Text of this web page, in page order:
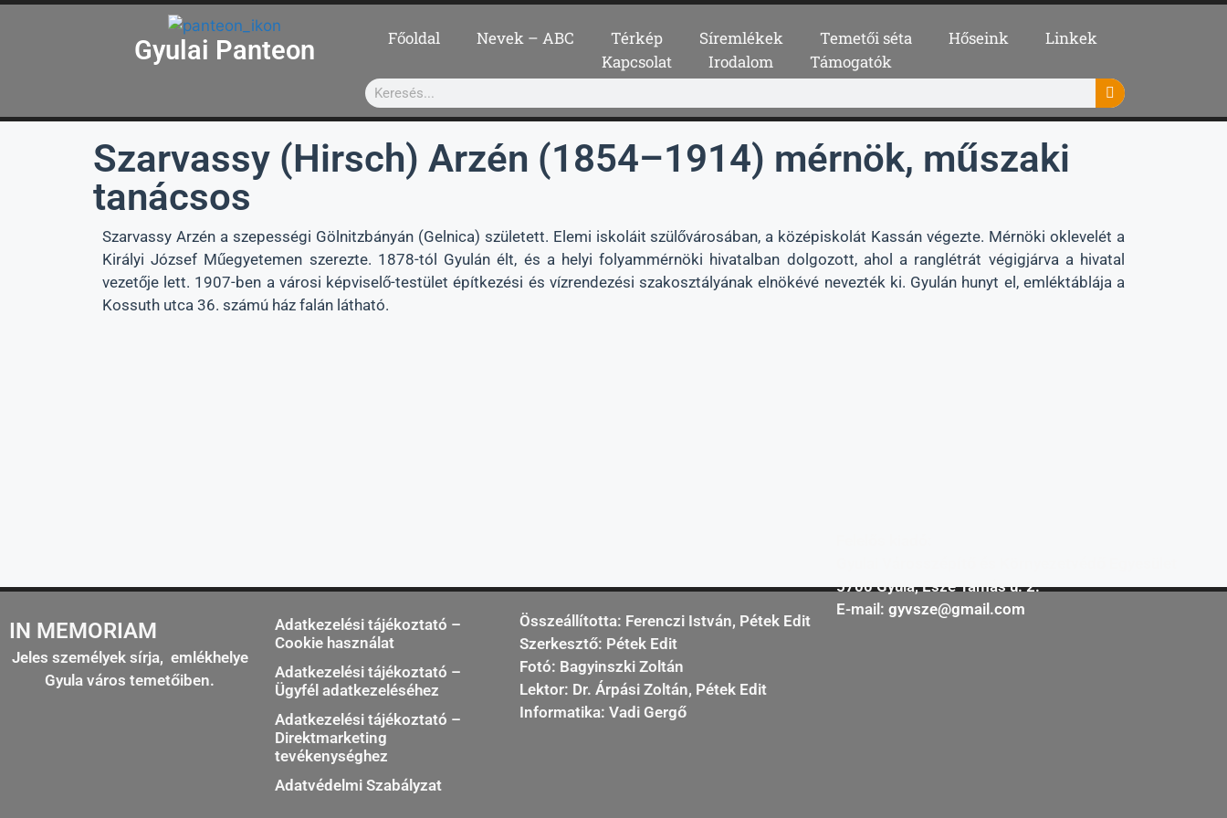
Gyulai Panteon Főoldal Nevek – ABC Térkép Síremlékek Temetői séta Hőseink
Linkek
Kapcsolat
Irodalom Támogatók
Szarvassy (Hirsch) Arzén (1854–1914) mérnök, műszaki
tanácsos
Szarvassy Arzén a szepességi Gölnitzbányán (Gelnica) született. Elemi iskoláit szülővárosában, a középiskolát Kassán végezte. Mérnöki oklevelét a
Királyi József Műegyetemen szerezte. 1878-tól Gyulán élt, és a helyi folyammérnöki hivatalban dolgozott, ahol a ranglétrát végigjárva a hivatal
vezetője lett. 1907-ben a városi képviselő-testület építkezési és vízrendezési szakosztályának elnökévé nevezték ki. Gyulán hunyt el, emléktáblája a
Kossuth utca 36. számú ház falán látható.
IN MEMORIAM
Jeles személyek sírja, emlékhelye
Gyula város temetőiben.
Adatkezelési tájékoztató –
Cookie használat
Adatkezelési tájékoztató –
Ügyfél adatkezeléséhez
Adatkezelési tájékoztató –
Direktmarketing
tevékenységhez
Adatvédelmi Szabályzat
Összeállította: Ferenczi István, Pétek Edit
Szerkesztő: Pétek Edit
Fotó: Bagyinszki Zoltán
Lektor: Dr. Árpási Zoltán, Pétek Edit
Informatika: Vadi Gergő
5700 Gyula, Esze Tamás u. 2.
E-mail:gyvsze@gmail.com